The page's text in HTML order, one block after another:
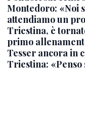
Montedoro: «Noi
attendiamo un
Triestina, è
primo
Tesser ancora in
Triestina: